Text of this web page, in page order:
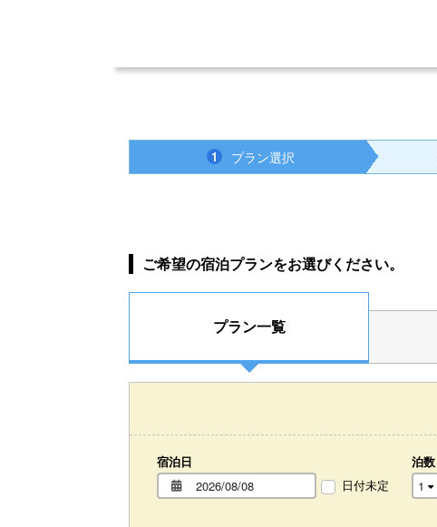
1 プラン選択
ご希望の宿泊プランをお選びください。
プラン一覧
宿泊日
日付未定
泊数